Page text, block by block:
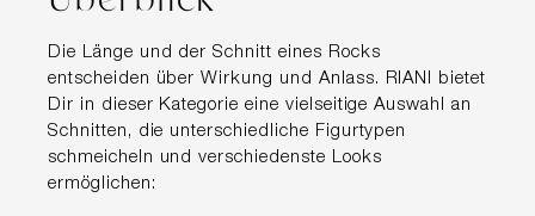
Die Länge und der Schnitt eines Rocks
entscheiden über Wirkung und Anlass. RIANI bietet
Dir in dieser Kategorie eine vielseitige Auswahl an
Schnitten, die unterschiedliche Figurtypen
schmeicheln und verschiedenste Looks
ermöglichen: